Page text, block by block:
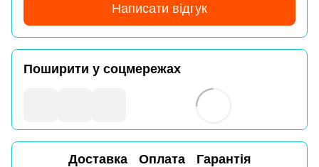
Написати відгук
Поширити у соцмережах
Доставка Оплата Гарантія